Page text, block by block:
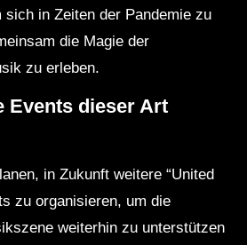
sich in Zeiten der Pandemie zu
die Magie der
zu erleben.
Events dieser Art
in Zukunft weitere “United
zu organisieren, um die
weiterhin zu unterstützen